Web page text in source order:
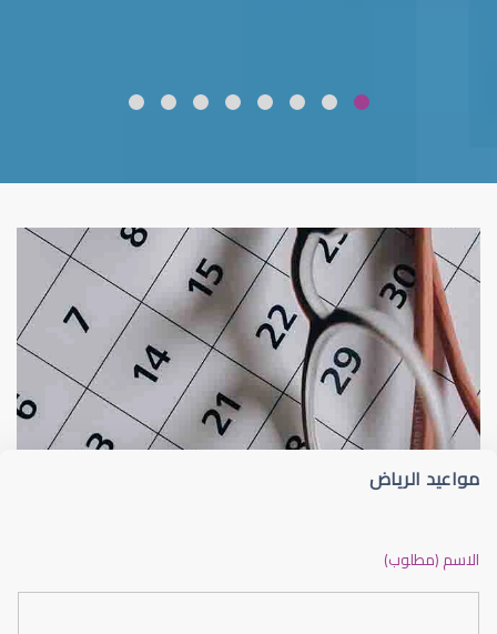
قلوبال لرعاية العين ضعف نظر
مواعيد الرياض
الاسم (مطلوب)